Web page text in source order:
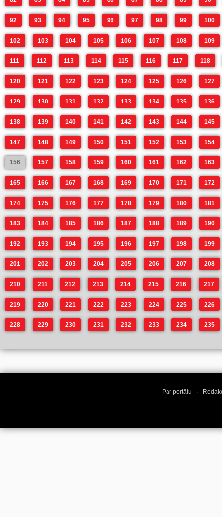
92 93 94 95 96 97 98 99 100
102 103 104 105 106 107 108 109
111 112 113 114 115 116 117 118
120 121 122 123 124 125 126 127
129 130 131 132 133 134 135 136
138 139 140 141 142 143 144 145
147 148 149 150 151 152 153 154
156 157 158 159 160 161 162 163
165 166 167 168 169 170 171 172
174 175 176 177 178 179 180 181
183 184 185 186 187 188 189 190
192 193 194 195 196 197 198 199
201 202 203 204 205 206 207 208
210 211 212 213 214 215 216 217
219 220 221 222 223 224 225 226
228 229 230 231 232 233 234 235
Par portālu ·